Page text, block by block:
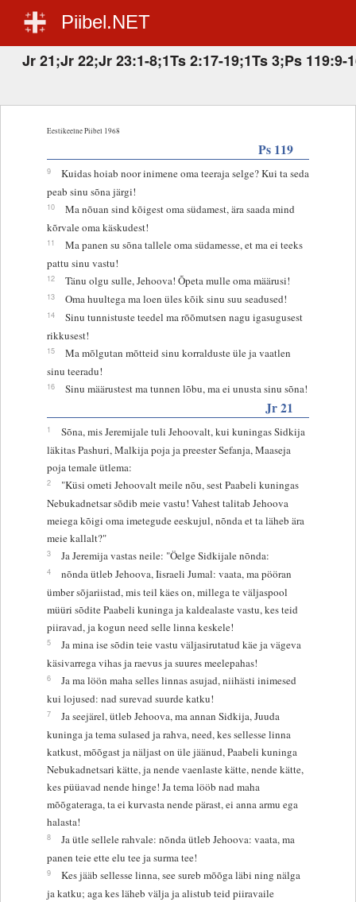
Piibel.NET
Jr 21;Jr 22;Jr 23:1-8;1Ts 2:17-19;1Ts 3;Ps 119:9-
Eestikeelne Piibel 1968
Ps 119
9
Kuidas hoiab noor inimene oma teeraja selge? Kui ta seda
peab sinu sõna järgi!
10
Ma nõuan sind kõigest oma südamest, ära saada mind
kõrvale oma käskudest!
11
Ma panen su sõna tallele oma südamesse, et ma ei teeks
pattu sinu vastu!
12 Tänu olgu sulle, Jehoova! Õpeta mulle oma määrusi!
13 Oma huultega ma loen üles kõik sinu suu seadused!
14
Sinu tunnistuste teedel ma rõõmutsen nagu igasugusest
rikkusest!
15
Ma mõlgutan mõtteid sinu korralduste üle ja vaatlen
sinu teeradu!
16 Sinu määrustest ma tunnen lõbu, ma ei unusta sinu sõna!
Jr 21
1
Sõna, mis Jeremijale tuli Jehoovalt, kui kuningas Sidkija
läkitas Pashuri, Malkija poja ja preester Sefanja, Maaseja
poja temale ütlema:
2
"Küsi ometi Jehoovalt meile nõu, sest Paabeli kuningas
Nebukadnetsar sõdib meie vastu! Vahest talitab Jehoova
meiega kõigi oma imetegude eeskujul, nõnda et ta läheb ära
meie kallalt?"
3 Ja Jeremija vastas neile: "Öelge Sidkijale nõnda:
4
nõnda ütleb Jehoova, Iisraeli Jumal: vaata, ma pööran
ümber sõjariistad, mis teil käes on, millega te väljaspool
müüri sõdite Paabeli kuninga ja kaldealaste vastu, kes teid
piiravad, ja kogun need selle linna keskele!
5
Ja mina ise sõdin teie vastu väljasirutatud käe ja vägeva
käsivarrega vihas ja raevus ja suures meelepahas!
6
Ja ma löön maha selles linnas asujad, niihästi inimesed
kui lojused: nad surevad suurde katku!
7
Ja seejärel, ütleb Jehoova, ma annan Sidkija, Juuda
kuninga ja tema sulased ja rahva, need, kes sellesse linna
katkust, mõõgast ja näljast on üle jäänud, Paabeli kuninga
Nebukadnetsari kätte, ja nende vaenlaste kätte, nende kätte,
kes püüavad nende hinge! Ja tema lööb nad maha
mõõgateraga, ta ei kurvasta nende pärast, ei anna armu ega
halasta!
8
Ja ütle sellele rahvale: nõnda ütleb Jehoova: vaata, ma
panen teie ette elu tee ja surma tee!
9
Kes jääb sellesse linna, see sureb mõõga läbi ning nälga
ja katku; aga kes läheb välja ja alistub teid piiravaile